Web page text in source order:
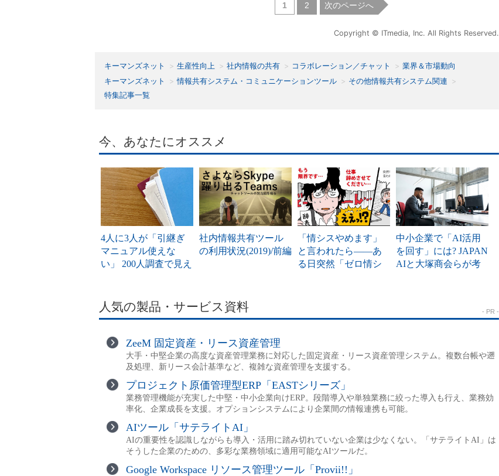
1 2 次のページへ
Copyright © ITmedia, Inc. All Rights Reserved.
キーマンズネット 生産性向上 社内情報の共有 コラボレーション／チャット
業界＆市場動向
キーマンズネット
情報共有システム・コミュニケーションツール
その他情報共有システム関連
特集記事一覧